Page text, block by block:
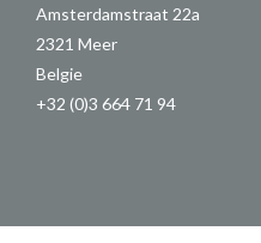
Amsterdamstraat 22a
2321 Meer
Belgie
+32 (0)3 664 71 94